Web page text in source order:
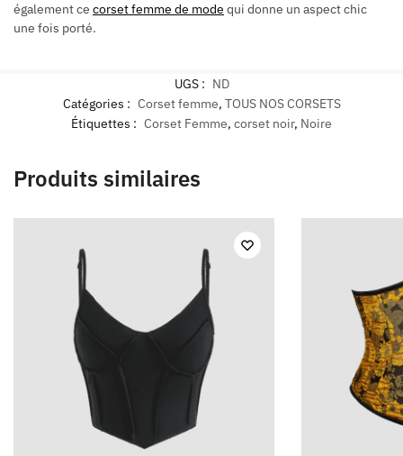
également ce corset femme de mode qui donne un aspect chic
une fois porté.
UGS : ND
Catégories : Corset femme, TOUS NOS CORSETS
Étiquettes : Corset Femme, corset noir, Noire
Produits similaires